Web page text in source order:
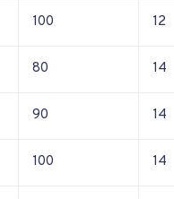
100 12
80 14
90 14
100 14